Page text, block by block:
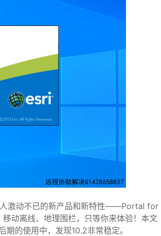
激动不已的新产品和新特性——Portal for
动离线、地理围栏，只等你来体验！ 本文
的使用中，发现10.2非常稳定。